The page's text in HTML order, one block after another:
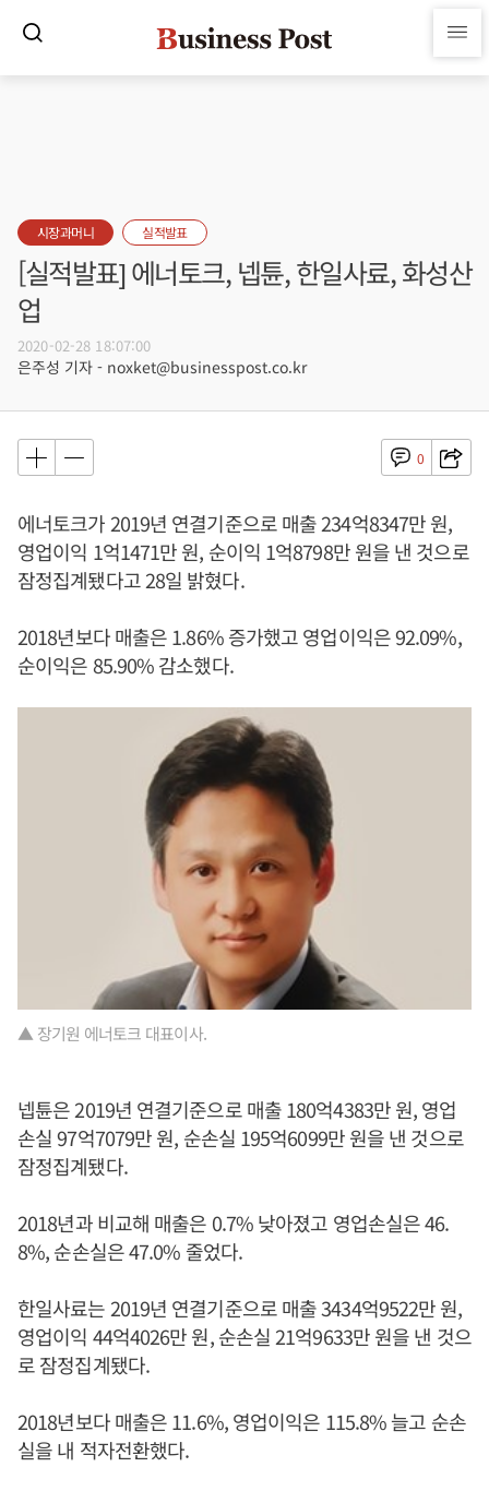
시장과머니 실적발표
[실적발표] 에너토크, 넵튠, 한일사료, 화성산
업
2020-02-28 18:07:00
은주성 기자 - noxket@businesspost.co.kr
0
에너토크가 2019년 연결기준으로 매출 234억8347만 원,
영업이익 1억1471만 원, 순이익 1억8798만 원을 낸 것으로
잠정집계됐다고 28일 밝혔다.
2018년보다 매출은 1.86% 증가했고 영업이익은 92.09%,
순이익은 85.90% 감소했다.
▲ 장기원 에너토크 대표이사.
넵튠은 2019년 연결기준으로 매출 180억4383만 원, 영업
손실 97억7079만 원, 순손실 195억6099만 원을 낸 것으로
잠정집계됐다.
2018년과 비교해 매출은 0.7% 낮아졌고 영업손실은 46.
8%, 순손실은 47.0% 줄었다.
한일사료는 2019년 연결기준으로 매출 3434억9522만 원,
영업이익 44억4026만 원, 순손실 21억9633만 원을 낸 것으
로 잠정집계됐다.
2018년보다 매출은 11.6%, 영업이익은 115.8% 늘고 순손
실을 내 적자전환했다.